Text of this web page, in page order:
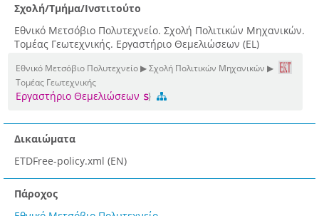
Σχολή/Τμήμα/Ινστιτούτο
Εθνικό Μετσόβιο Πολυτεχνείο. Σχολή Πολιτικών Μηχανικών.
Τομέας Γεωτεχνικής. Εργαστήριο Θεμελιώσεων (EL)
Εθνικό Μετσόβιο Πολυτεχνείο ▶ Σχολή Πολιτικών Μηχανικών ▶
Τομέας Γεωτεχνικής
Εργαστήριο Θεμελιώσεων
Δικαιώματα
ETDFree-policy.xml (EN)
Πάροχος